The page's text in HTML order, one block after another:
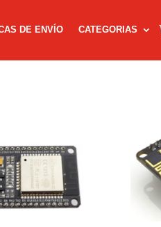
DE ENVÍO CATEGORIAS